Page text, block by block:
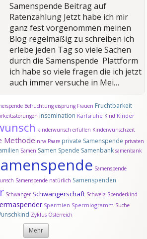
Samenspende Beitrag auf
Ratenzahlung Jetzt habe ich mir
ganz fest vorgenommen meinen
Blog regelmäßig zu schreiben ich
erlebe jeden Tag so viele Sachen
durch die Samenspende Plattform
ich habe so viele fragen die ich jetzt
auch immer versuche in Mei…
Befruchtung eisprung Frauen Fruchtbarkeit
Insemination Karlsruhe Kind Kinder
kinderwunsch erfüllen Kinderwunschzeit
Methode nrw Paare private Samenspende privaten
Samen Samen Spende Samenbank samenbank
Samenspende
Samenspende natürlich Samenspenden
Schwanger Schwangerschaft Schweiz Spenderkind
Spermien Spermiogramm Suche
Zyklus Österreich
Mehr